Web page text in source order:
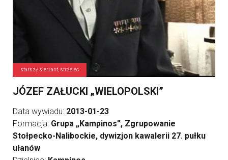
starszy sierżant, strzelec
JÓZEF ZAŁUCKI „WIELOPOLSKI”
Data wywiadu: 2013-01-23
Formacja: Grupa „Kampinos”, Zgrupowanie
Stołpecko-Nalibockie, dywizjon kawalerii 27. pułku
ułanów